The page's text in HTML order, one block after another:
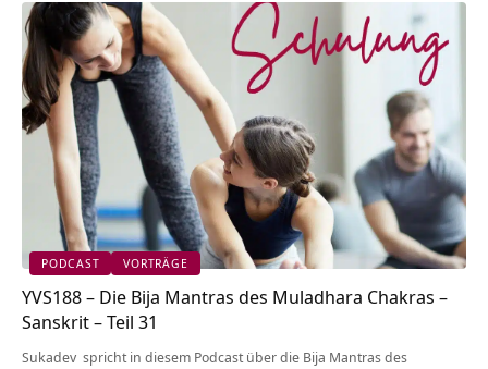
PODCAST VORTRÄGE
YVS188 – Die Bija Mantras des Muladhara Chakras –
Sanskrit – Teil 31
Sukadev spricht in diesem Podcast über die Bija Mantras des